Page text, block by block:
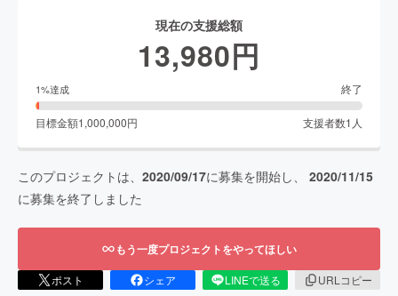
現在の支援総額
13,980円
1%達成 終了
目標金額1,000,000円 支援者数1 人
このプロジェクトは、 2020/09/17に募集を開始し、 2020/11/15
に募集を終了しました
もう一度プロジェクトをやってほしい
ポスト シェア LINEで送る
URLコピー